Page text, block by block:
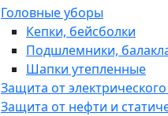
Головные уборы
Кепки, бейсболки
Подшлемники,
Шапки утепленные
Защита от
Защита от нефти и